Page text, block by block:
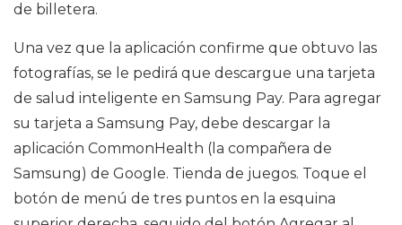
de billetera.
Una vez que la aplicación confirme que obtuvo las
fotografías, se le pedirá que descargue una tarjeta
de salud inteligente en Samsung Pay. Para agregar
su tarjeta a Samsung Pay, debe descargar la
aplicación CommonHealth (la compañera de
Samsung) de Google. Tienda de juegos. Toque el
botón de menú de tres puntos en la esquina